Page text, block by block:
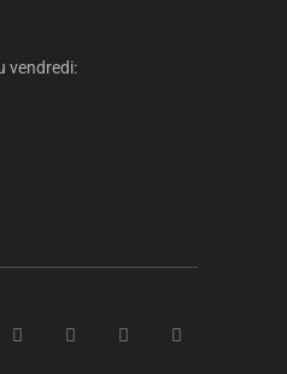
vendredi: